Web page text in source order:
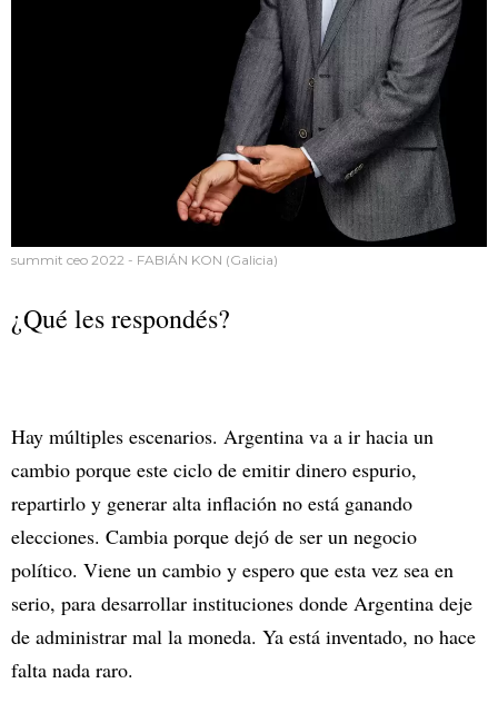
summit ceo 2022 - FABIÁN KON (Galicia)
¿Qué les respondés?
Hay múltiples escenarios. Argentina va a ir hacia un
cambio porque este ciclo de emitir dinero espurio,
repartirlo y generar alta inflación no está ganando
elecciones. Cambia porque dejó de ser un negocio
político. Viene un cambio y espero que esta vez sea en
serio, para desarrollar instituciones donde Argentina deje
de administrar mal la moneda. Ya está inventado, no hace
falta nada raro.